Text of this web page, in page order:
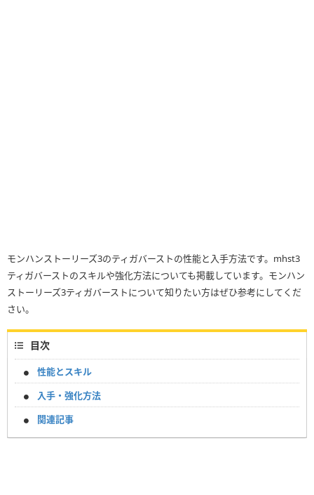
モンハンストーリーズ3のティガバーストの性能と入手方法です。mhst3
ティガバーストのスキルや強化方法についても掲載しています。モンハン
ストーリーズ3ティガバーストについて知りたい方はぜひ参考にしてくだ
さい。
目次
性能とスキル
入手・強化方法
関連記事